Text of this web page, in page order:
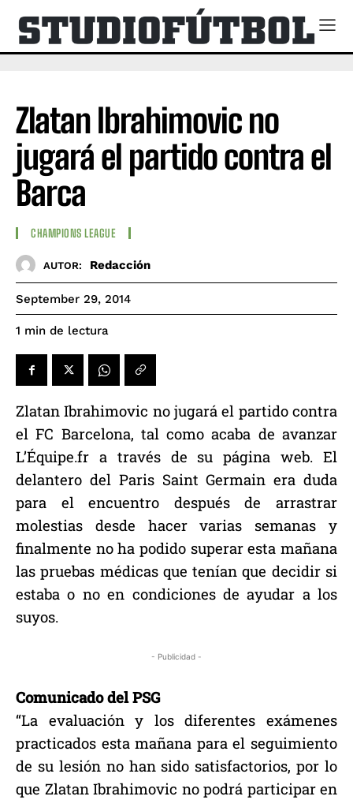
Zlatan Ibrahimovic no
jugará el partido contra el
Barca
CHAMPIONS LEAGUE
AUTOR: Redacción
September 29, 2014
1 min de lectura
Zlatan Ibrahimovic no jugará el partido contra
el FC Barcelona, tal como acaba de avanzar
L’Équipe.fr a través de su página web. El
delantero del Paris Saint Germain era duda
para el encuentro después de arrastrar
molestias desde hacer varias semanas y
finalmente no ha podido superar esta mañana
las pruebas médicas que tenían que decidir si
estaba o no en condiciones de ayudar a los
suyos.
- Publicidad -
Comunicado del PSG
“La evaluación y los diferentes exámenes
practicados esta mañana para el seguimiento
de su lesión no han sido satisfactorios, por lo
que Zlatan Ibrahimovic no podrá participar en